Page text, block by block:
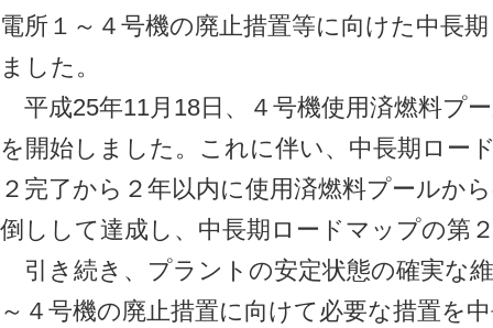
電所１～４号機の廃止措置等に向けた中長
ました。
平成25年11月18日、４号機使用済燃料プ
を開始しました。これに伴い、中長期ロー
２完了から２年以内に使用済燃料プールか
倒しして達成し、中長期ロードマップの第
引き続き、プラントの安定状態の確実な
～４号機の廃止措置に向けて必要な措置を